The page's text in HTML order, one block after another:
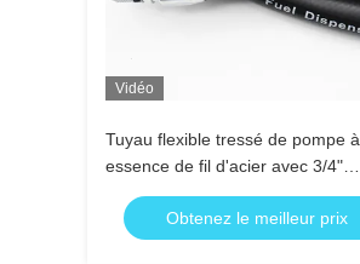
Vidéo
Tuyau flexible tressé de pompe à
essence de fil d'acier avec 3/4"
admission de TNP 4 mètres
Obtenez le meilleur prix